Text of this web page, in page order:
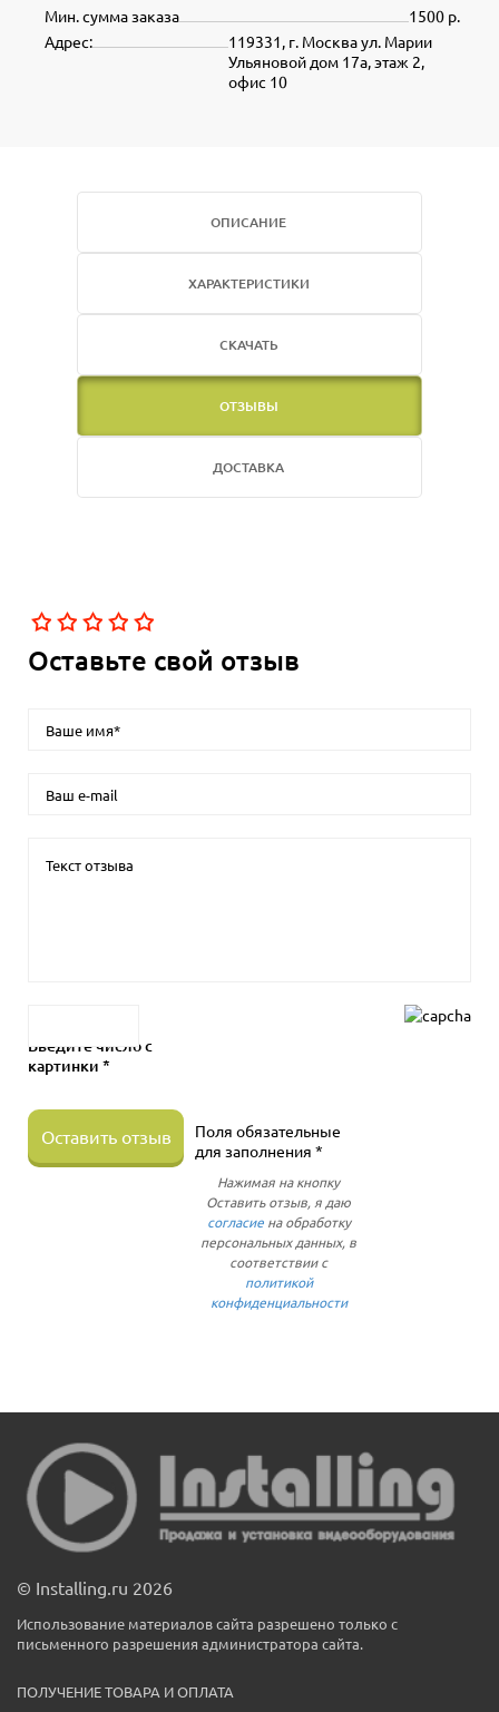
1500 р.
Мин. сумма заказа
119331, г. Москва ул. Марии
Ульяновой дом 17а, этаж 2,
офис 10
Адрес:
ОПИСАНИЕ
ХАРАКТЕРИСТИКИ
СКАЧАТЬ
ОТЗЫВЫ
ДОСТАВКА
Оставьте свой отзыв
Введите число с
картинки *
Оставить отзыв
Поля обязательные
для заполнения *
Нажимая на кнопку
Оставить отзыв, я даю
согласиена обработку
персональных данных, в
соответствии с
политикой
конфиденциальности
© Installing.ru 2026
Использование материалов сайта разрешено только с
письменного разрешения администратора сайта.
ПОЛУЧЕНИЕ ТОВАРА И ОПЛАТА